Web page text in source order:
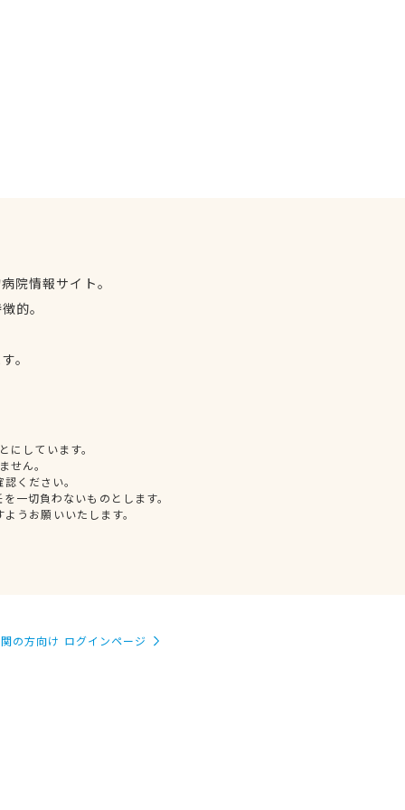
院情報サイト。
的。
。
しています。
せん。
ください。
一切負わないものとします。
うお願いいたします。
の方向け ログインページ